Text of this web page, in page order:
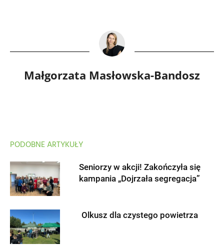
Małgorzata Masłowska-Bandosz
PODOBNE ARTYKUŁY
Seniorzy w akcji! Zakończyła się
kampania „Dojrzała segregacja”
Olkusz dla czystego powietrza